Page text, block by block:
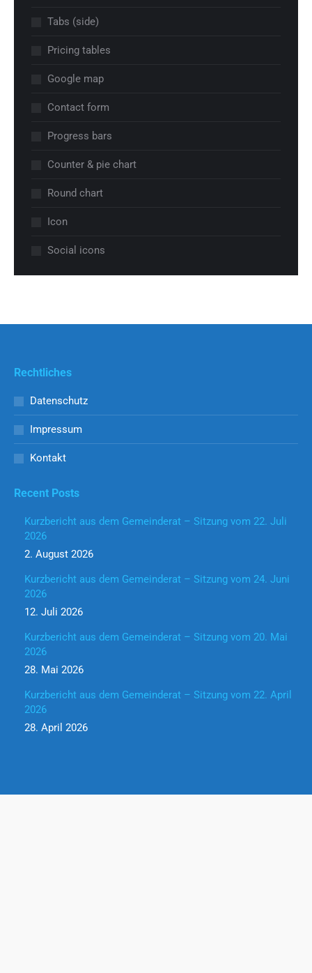
Tabs (side)
Pricing tables
Google map
Contact form
Progress bars
Counter & pie chart
Round chart
Icon
Social icons
Rechtliches
Datenschutz
Impressum
Kontakt
Recent Posts
Kurzbericht aus dem Gemeinderat – Sitzung vom 22. Juli
2026
2. August 2026
Kurzbericht aus dem Gemeinderat – Sitzung vom 24. Juni
2026
12. Juli 2026
Kurzbericht aus dem Gemeinderat – Sitzung vom 20. Mai
2026
28. Mai 2026
Kurzbericht aus dem Gemeinderat – Sitzung vom 22. April
2026
28. April 2026